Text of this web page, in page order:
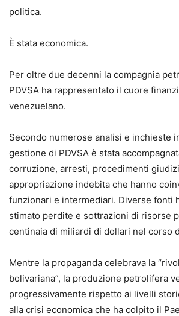
politica.
È stata economica.
Per oltre due decenni la compagnia
PDVSA ha rappresentato il cuore
venezuelano.
Secondo numerose analisi e inchieste
gestione di PDVSA è stata
corruzione, arresti, procedimenti
appropriazione indebita che hanno
funzionari e intermediari. Diverse fonti
stimato perdite e sottrazioni di risorse
centinaia di miliardi di dollari nel corso
Mentre la propaganda celebrava la
bolivariana”, la produzione petrolifera
progressivamente rispetto ai livelli
alla crisi economica che ha colpito il